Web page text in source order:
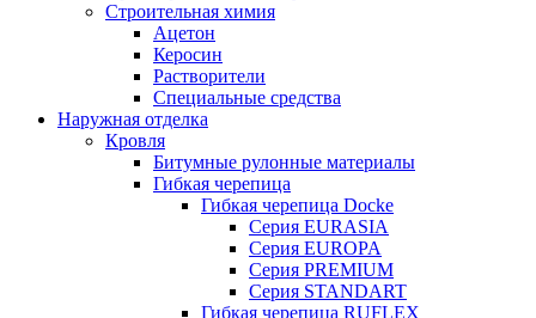
Строительная химия
Ацетон
Керосин
Растворители
Специальные средства
Наружная отделка
Кровля
Битумные рулонные материалы
Гибкая черепица
Гибкая черепица Docke
Серия EURASIA
Серия EUROPA
Серия PREMIUM
Серия STANDART
Гибкая черепица RUFLEX